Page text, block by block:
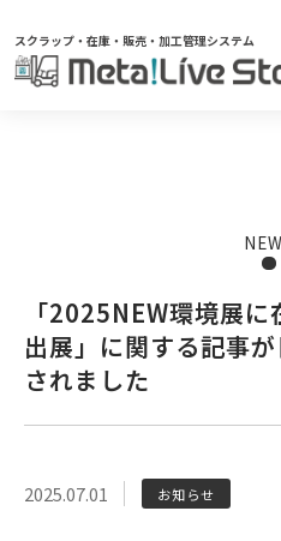
スクラップ・在庫・販売・加工管理システム
「2025NEW環境展
出展」に関する記事
されました
2025.07.01 お知らせ